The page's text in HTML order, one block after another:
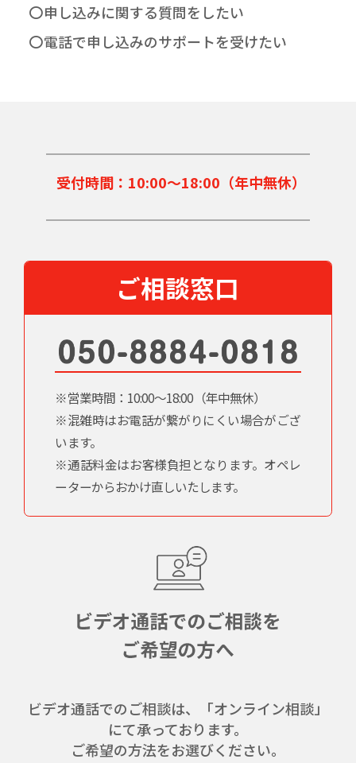
〇申し込みに関する質問をしたい
〇電話で申し込みのサポートを受けたい
受付時間： 10:00～18:00 （年中無休）
ご相談窓口
※営業時間：10:00〜18:00（年中無休）
※混雑時はお電話が繋がりにくい場合がござ
います。
※通話料金はお客様負担となります。オペレ
ーターからおかけ直しいたします。
ビデオ通話でのご相談は、「オンライン相談」
にて承っております。
ご希望の方法をお選びください。